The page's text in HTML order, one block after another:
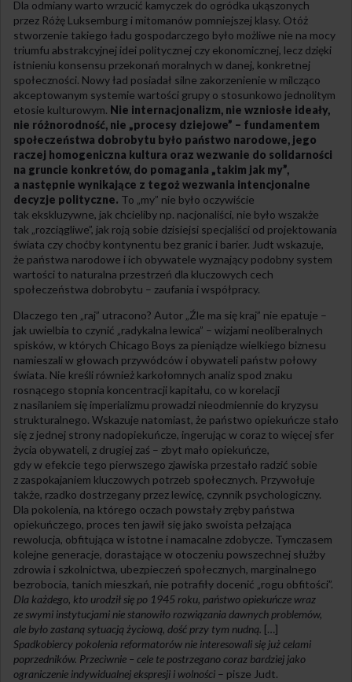
Dla odmiany warto wrzucić kamyczek do ogródka ukąszonych
przez Różę Luksemburg i mitomanów pomniejszej klasy. Otóż
stworzenie takiego ładu gospodarczego było możliwe nie na mocy
triumfu abstrakcyjnej idei politycznej czy ekonomicznej, lecz dzięki
istnieniu konsensu przekonań moralnych w danej, konkretnej
społeczności. Nowy ład posiadał silne zakorzenienie w milcząco
akceptowanym systemie wartości grupy o stosunkowo jednolitym
etosie kulturowym. Nie internacjonalizm, nie wzniosłe ideały,
nie różnorodność, nie „procesy dziejowe” – fundamentem
społeczeństwa dobrobytu było państwo narodowe, jego
raczej homogeniczna kultura oraz wezwanie do solidarności
na gruncie konkretów, do pomagania „takim jak my”,
a następnie wynikające z tegoż wezwania intencjonalne
decyzje polityczne. To „my” nie było oczywiście
tak ekskluzywne, jak chcieliby np. nacjonaliści, nie było wszakże
tak „rozciągliwe”, jak roją sobie dzisiejsi specjaliści od projektowania
świata czy choćby kontynentu bez granic i barier. Judt wskazuje,
że państwa narodowe i ich obywatele wyznający podobny system
wartości to naturalna przestrzeń dla kluczowych cech
społeczeństwa dobrobytu – zaufania i współpracy.
Dlaczego ten „raj” utracono? Autor „Źle ma się kraj” nie epatuje –
jak uwielbia to czynić „radykalna lewica” – wizjami neoliberalnych
spisków, w których Chicago Boys za pieniądze wielkiego biznesu
namieszali w głowach przywódców i obywateli państw połowy
świata. Nie kreśli również karkołomnych analiz spod znaku
rosnącego stopnia koncentracji kapitału, co w korelacji
z nasilaniem się imperializmu prowadzi nieodmiennie do kryzysu
strukturalnego. Wskazuje natomiast, że państwo opiekuńcze stało
się z jednej strony nadopiekuńcze, ingerując w coraz to więcej sfer
życia obywateli, z drugiej zaś – zbyt mało opiekuńcze,
gdy w efekcie tego pierwszego zjawiska przestało radzić sobie
z zaspokajaniem kluczowych potrzeb społecznych. Przywołuje
także, rzadko dostrzegany przez lewicę, czynnik psychologiczny.
Dla pokolenia, na którego oczach powstały zręby państwa
opiekuńczego, proces ten jawił się jako swoista pełzająca
rewolucja, obfitująca w istotne i namacalne zdobycze. Tymczasem
kolejne generacje, dorastające w otoczeniu powszechnej służby
zdrowia i szkolnictwa, ubezpieczeń społecznych, marginalnego
bezrobocia, tanich mieszkań, nie potrafiły docenić „rogu obfitości”.
Dla każdego, kto urodził się po 1945 roku, państwo opiekuńcze wraz
ze swymi instytucjami nie stanowiło rozwiązania dawnych problemów,
ale było zastaną sytuacją życiową, dość przy tym nudną. […]
Spadkobiercy pokolenia reformatorów nie interesowali się już celami
poprzedników. Przeciwnie – cele te postrzegano coraz bardziej jako
ograniczenie indywidualnej ekspresji i wolności – pisze Judt.